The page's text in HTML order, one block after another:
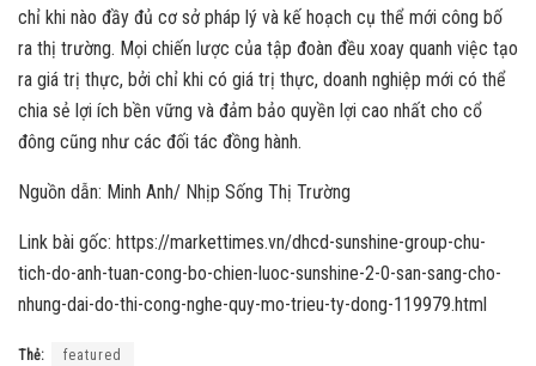
chỉ khi nào đầy đủ cơ sở pháp lý và kế hoạch cụ thể mới công bố
ra thị trường. Mọi chiến lược của tập đoàn đều xoay quanh việc tạo
ra giá trị thực, bởi chỉ khi có giá trị thực, doanh nghiệp mới có thể
chia sẻ lợi ích bền vững và đảm bảo quyền lợi cao nhất cho cổ
đông cũng như các đối tác đồng hành.
Nguồn dẫn: Minh Anh/ Nhịp Sống Thị Trường
Link bài gốc: https://markettimes.vn/dhcd-sunshine-group-chu-
tich-do-anh-tuan-cong-bo-chien-luoc-sunshine-2-0-san-sang-cho-
nhung-dai-do-thi-cong-nghe-quy-mo-trieu-ty-dong-119979.html
Thẻ: featured